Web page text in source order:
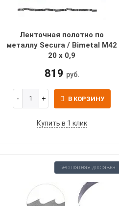
Ленточная полотно по
металлу Secura / Bimetal M42
20 х 0,9
819 руб.
В КОРЗИНУ
Купить в 1 клик
Бесплатная доставка